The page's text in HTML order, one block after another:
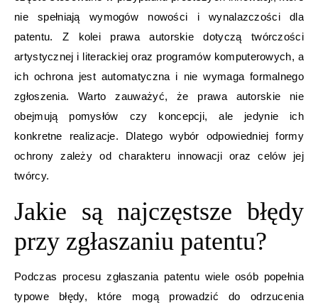
nie spełniają wymogów nowości i wynalazczości dla
patentu. Z kolei prawa autorskie dotyczą twórczości
artystycznej i literackiej oraz programów komputerowych, a
ich ochrona jest automatyczna i nie wymaga formalnego
zgłoszenia. Warto zauważyć, że prawa autorskie nie
obejmują pomysłów czy koncepcji, ale jedynie ich
konkretne realizacje. Dlatego wybór odpowiedniej formy
ochrony zależy od charakteru innowacji oraz celów jej
twórcy.
Jakie są najczęstsze błędy
przy zgłaszaniu patentu?
Podczas procesu zgłaszania patentu wiele osób popełnia
typowe błędy, które mogą prowadzić do odrzucenia